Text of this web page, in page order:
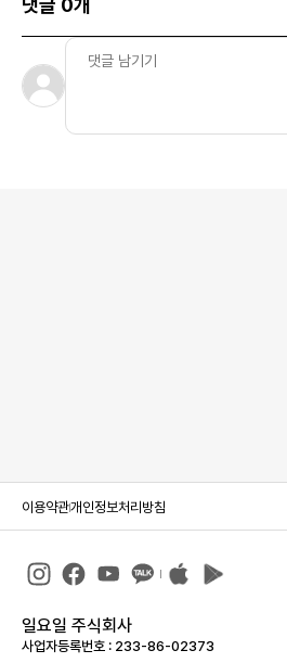
댓글 0개
이용약관개인정보처리방침
일요일 주식회사
사업자등록번호 : 233-86-023­73